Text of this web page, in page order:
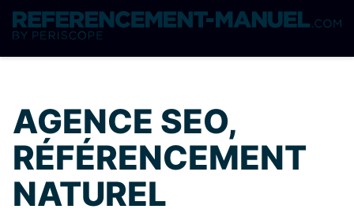
AGENCE SEO,
RÉFÉRENCEMENT
NATUREL